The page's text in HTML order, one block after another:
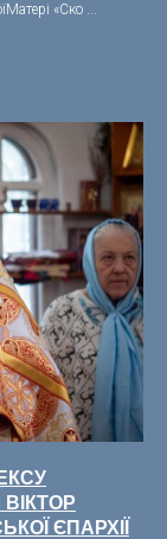
«Ско ...
ЄПАРХІЇ